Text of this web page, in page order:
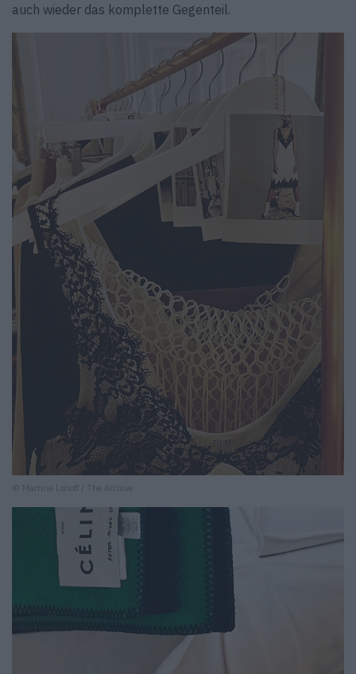
auch wieder das komplette Gegenteil.
© Martina Lohoff / The Archive